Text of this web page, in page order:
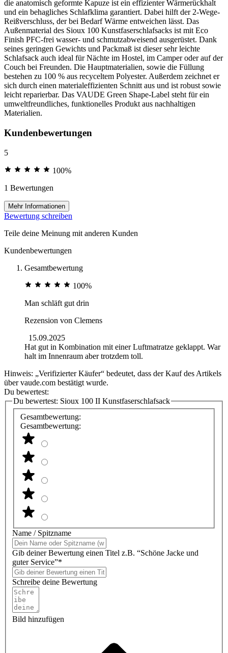
die anatomisch geformte Kapuze ist ein effizienter Wärmerückhalt
und ein behagliches Schlafklima garantiert. Dabei hilft der 2-Wege-
Reißverschluss, der bei Bedarf Wärme entweichen lässt. Das
Außenmaterial des Sioux 100 Kunstfaserschlafsacks ist mit Eco
Finish PFC-frei wasser- und schmutzabweisend ausgerüstet. Dank
seines geringen Gewichts und Packmaß ist dieser sehr leichte
Schlafsack auch ideal für Nächte im Hostel, im Camper oder auf der
Couch bei Freunden. Die Hauptmaterialien, sowie die Füllung
bestehen zu 100 % aus recyceltem Polyester. Außerdem zeichnet er
sich durch einen materialeffizienten Schnitt aus und ist robust sowie
leicht reparierbar. Das VAUDE Green Shape-Label steht für ein
umweltfreundliches, funktionelles Produkt aus nachhaltigen
Materialien.
Kundenbewertungen
5
100%
1 Bewertungen
Mehr Informationen
Bewertung schreiben
Teile deine Meinung mit anderen Kunden
Kundenbewertungen
Gesamtbewertung
100%
Man schläft gut drin
Rezension von Clemens
15.09.2025
Hat gut in Kombination mit einer Luftmatratze geklappt. War
halt im Innenraum aber trotzdem toll.
Hinweis: „Verifizierter Käufer“ bedeutet, dass der Kauf des Artikels
über vaude.com bestätigt wurde.
Du bewertest:
Du bewertest: Sioux 100 II Kunstfaserschlafsack
Gesamtbewertung:
Gesamtbewertung:
Name / Spitzname
Gib deiner Bewertung einen Titel z.B. “Schöne Jacke und
guter Service”*
Schreibe deine Bewertung
Bild hinzufügen